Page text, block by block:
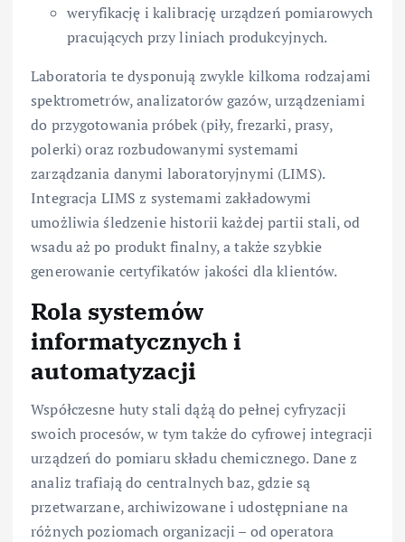
weryfikację i kalibrację urządzeń pomiarowych
pracujących przy liniach produkcyjnych.
Laboratoria te dysponują zwykle kilkoma rodzajami
spektrometrów, analizatorów gazów, urządzeniami
do przygotowania próbek (piły, frezarki, prasy,
polerki) oraz rozbudowanymi systemami
zarządzania danymi laboratoryjnymi (LIMS).
Integracja LIMS z systemami zakładowymi
umożliwia śledzenie historii każdej partii stali, od
wsadu aż po produkt finalny, a także szybkie
generowanie certyfikatów jakości dla klientów.
Rola systemów
informatycznych i
automatyzacji
Współczesne huty stali dążą do pełnej cyfryzacji
swoich procesów, w tym także do cyfrowej integracji
urządzeń do pomiaru składu chemicznego. Dane z
analiz trafiają do centralnych baz, gdzie są
przetwarzane, archiwizowane i udostępniane na
różnych poziomach organizacji – od operatora